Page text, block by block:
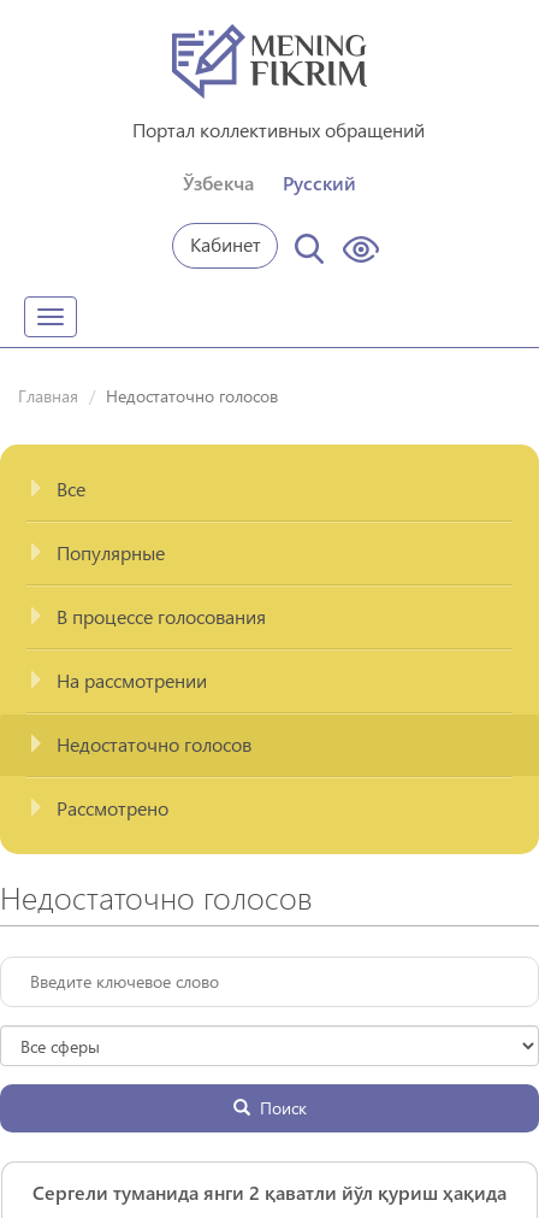
Портал коллективных обращений
Ўзбекча Русский
Кабинет
Toggle
navigation
Главная Недостаточно голосов
Все
Популярные
В процессе голосования
На рассмотрении
Недостаточно голосов
Рассмотрено
Недостаточно голосов
Поиск
Сергели туманида янги 2 қаватли йўл қуриш ҳақида